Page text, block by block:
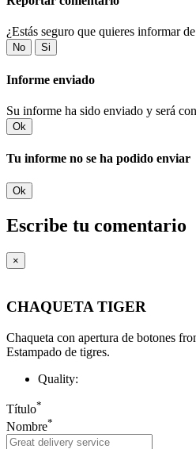
¿Estás seguro que quieres informar
No Si
Informe enviado
Su informe ha sido enviado y será
Ok
Tu informe no se ha podido enviar
Ok
Escribe tu comentario
×
CHAQUETA TIGER
Chaqueta con apertura de botones
Estampado de tigres.
Quality:
Título*
Nombre*